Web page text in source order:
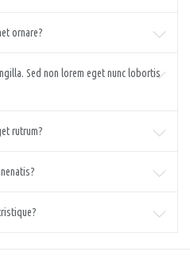
ornare?
Sed non lorem eget nunc lobortis
rutrum?